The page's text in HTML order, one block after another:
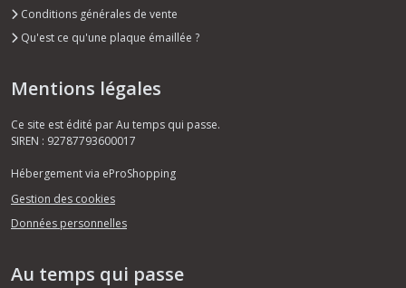
Conditions générales de vente
Qu'est ce qu'une plaque émaillée ?
Mentions légales
Ce site est édité par Au temps qui passe.
SIREN : 92787793600017
Hébergement via eProShopping
Gestion des cookies
Données personnelles
Au temps qui passe